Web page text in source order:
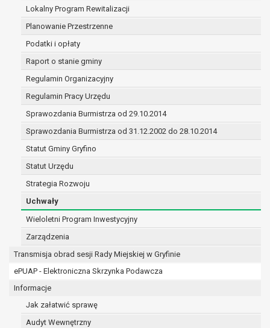
Lokalny Program Rewitalizacji
Planowanie Przestrzenne
Podatki i opłaty
Raport o stanie gminy
Regulamin Organizacyjny
Regulamin Pracy Urzędu
Sprawozdania Burmistrza od 29.10.2014
Sprawozdania Burmistrza od 31.12.2002 do 28.10.2014
Statut Gminy Gryfino
Statut Urzędu
Strategia Rozwoju
Uchwały
Wieloletni Program Inwestycyjny
Zarządzenia
Transmisja obrad sesji Rady Miejskiej w Gryfinie
ePUAP - Elektroniczna Skrzynka Podawcza
Informacje
Jak załatwić sprawę
Audyt Wewnętrzny
(merytorycznych), a także obowiązków i
zadań zleconych przez instytucje
nadrzędne wobec Gminy;
zawarcia i realizacji umów;
ochrony żywotnych interesów osoby, której
wykonania zadania realizowanego w
interesie publicznym lub w ramach
sprawowania władzy publicznej
powierzonej administratorowi;
w pozostałych przypadkach dane osobowe
przetwarzane są wyłącznie na podstawie
wcześniej udzielonej zgody w zakresie i celu
określonym w treści zgody.
W związku z przetwarzaniem danych w celu
wskazanym w pkt. 3, dane osobowe mogą być
udostępniane innym upoważnionym odbiorcom lub
kategoriom odbiorców danych osobowych.
Odbiorcami mogą być:
podmioty, które przetwarzają dane
osobowe w imieniu administratora na
osobowych;
podmioty upoważnione do odbioru danych